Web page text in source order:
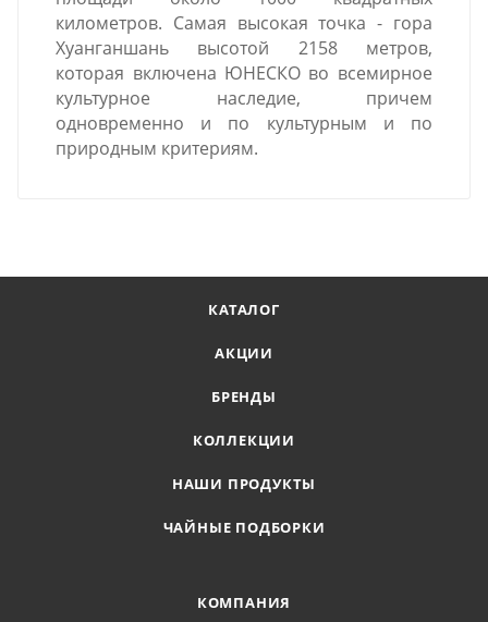
километров. Самая высокая точка - гора
Хуанганшань высотой 2158 метров,
которая включена ЮНЕСКО во всемирное
культурное наследие, причем
одновременно и по культурным и по
природным критериям.
КАТАЛОГ
АКЦИИ
БРЕНДЫ
КОЛЛЕКЦИИ
НАШИ ПРОДУКТЫ
ЧАЙНЫЕ ПОДБОРКИ
КОМПАНИЯ